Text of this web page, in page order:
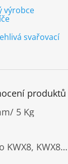
výrobce
svařovací
produktů
5 Kg
je 5 z 5 hvězdiček.
Folie vnější pro KWX8, KWX820/ 10ks